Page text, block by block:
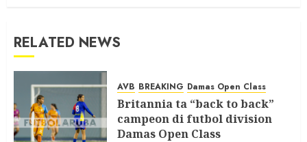
RELATED NEWS
AVB BREAKING Damas Open Class
Britannia ta “back to back”
campeon di futbol division
Damas Open Class